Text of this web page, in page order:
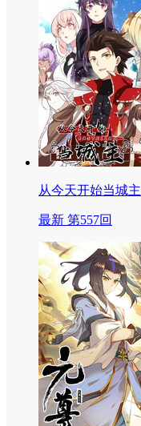
从今天开始当城主
最新 第557回